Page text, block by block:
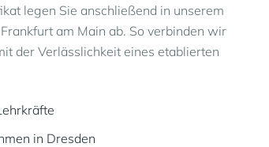
legen Sie anschließend in unserem
am Main ab. So verbinden wir
der Verlässlichkeit eines etablierten
in Dresden